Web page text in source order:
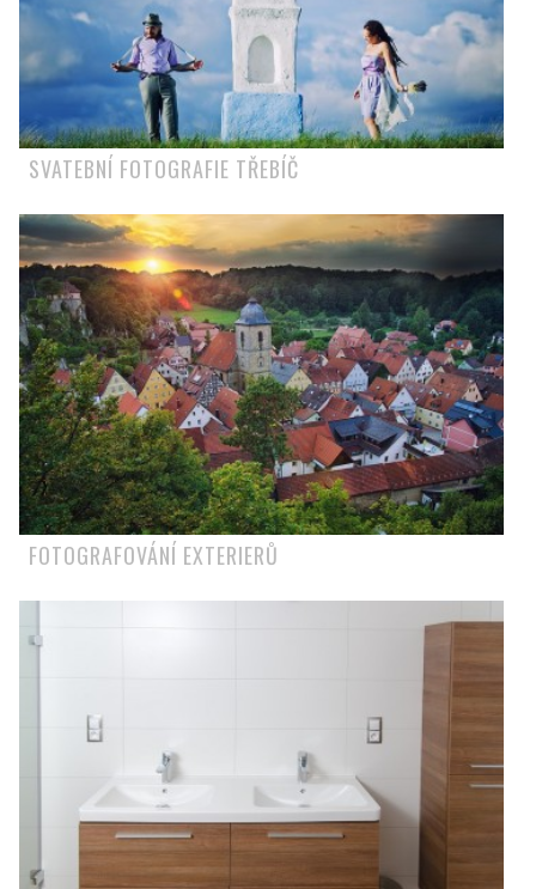
SVATEBNÍ FOTOGRAFIE TŘEBÍČ
FOTOGRAFOVÁNÍ EXTERIERŮ